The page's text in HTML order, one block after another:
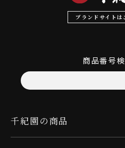
ブランドサイトは
商品番号
千紀園の商品